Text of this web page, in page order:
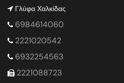
Γλύφα Χαλκίδας
6984614060
2221020542
6932254563
2221088723